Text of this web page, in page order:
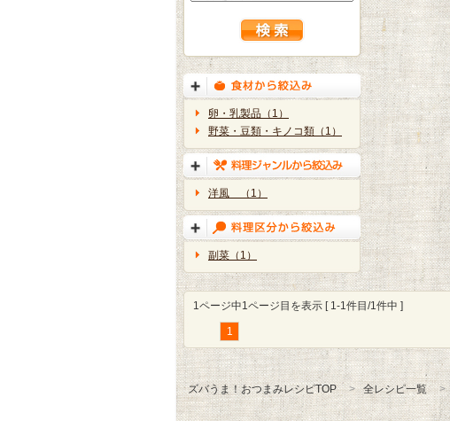
卵・乳製品（1）
野菜・豆類・キノコ類（1）
洋風 （1）
副菜（1）
1ページ中1ページ目を表示 [ 1-1件目/1件中 ]
1
ズバうま！おつまみレシピTOP 全レシピ一覧